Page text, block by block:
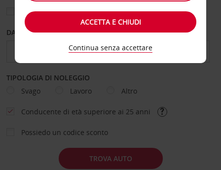
Scegli una località di riconsegna diversa
DAL GIORNO AL GIORNO
TIPOLOGIA DI NOLEGGIO
Svago
Lavoro Altro
Conducente di età superiore ai 25 anni
Possiedo un codice sconto
TROVA AUTO
ACCETTA E CHIUDI
Continua senza accettare